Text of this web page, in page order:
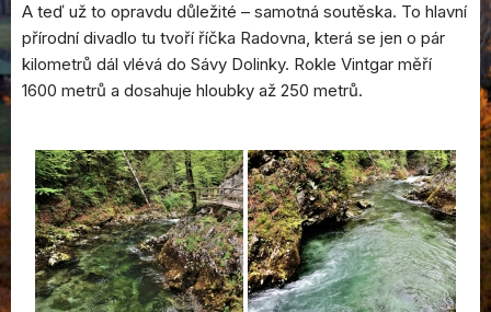
A teď už to opravdu důležité – samotná soutěska. To hlavní
přírodní divadlo tu tvoří říčka Radovna, která se jen o pár
kilometrů dál vlévá do Sávy Dolinky. Rokle Vintgar měří
1600 metrů a dosahuje hloubky až 250 metrů.